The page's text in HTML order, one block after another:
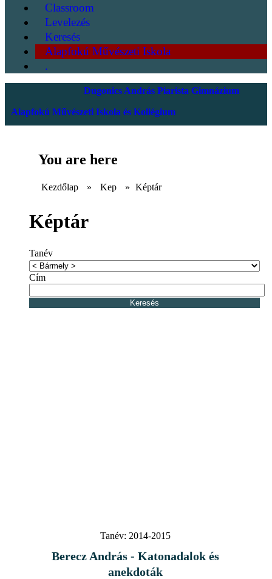
Classroom
Levelezés
Keresés
Alapfokú Művészeti Iskola
.
Dugonics András Piarista Gimnázium
Alapfokú Művészeti Iskola és Kollégium
You are here
Kezdőlap » Kep » Képtár
Képtár
Tanév
Cím
Tanév: 2014-2015
Berecz András - Katonadalok és
anekdoták